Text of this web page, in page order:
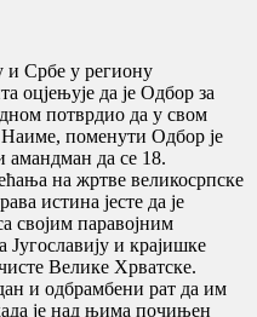
и Србе у региону
да је Одбор за
потврдио да у свом
поменути Одбор је
амандман да се 18.
на жртве великосрпске
истина јесте да је
својим паравојним
и крајишке
Велике Хрватске.
и одбрамбени рат да им
је над њима почињен